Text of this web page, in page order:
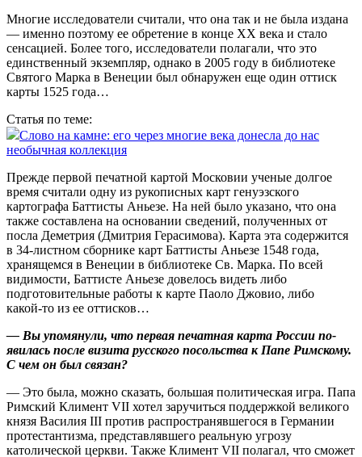
Многие исследователи считали, что она так и не была издана
— именно поэтому ее обретение в конце XX века и стало
сенсацией. Более того, исследователи полагали, что это
единственный экземпляр, однако в 2005 году в библиотеке
Святого Марка в Венеции был обнаружен еще один оттиск
карты 1525 года…
Статья по теме:
Слово на камне: его через многие века донесла до нас
необычная коллекция
Прежде первой печатной картой Московии ученые долгое
время считали одну из рукописных карт генуэзского
картографа Баттисты Аньезе. На ней было указано, что она
также составлена на основании сведений, полученных от
посла Деметрия (Дмит­рия Герасимова). Карта эта содержится
в 34‑листном сборнике карт Баттисты Аньезе 1548 года,
хранящемся в Венеции в библиотеке Св. Марка. По всей
видимос­ти, Баттисте Аньезе довелось видеть либо
подготовительные работы к карте Паоло Джовио, либо
какой‑то из ее оттисков…
— Вы упомянули, что первая печатная карта России по­
явилась после визита русского посольства к Папе Римскому.
С чем он был связан?
— Это была, можно сказать, большая политическая игра. Папа
Римский Климент VII хотел заручиться поддержкой великого
князя Василия III против распространявшегося в Германии
протестантизма, представлявшего реальную угрозу
католической церкви. Также Климент VII полагал, что сможет